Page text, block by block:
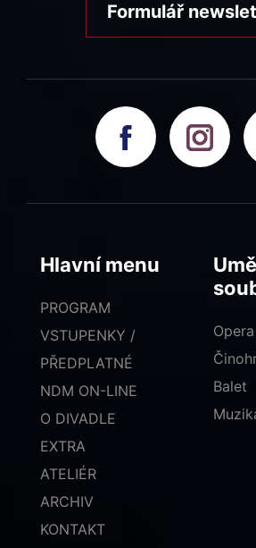
Formulář
Hlavní menu
PROGRAM
VSTUPENKY /
PŘEDPLATNÉ
NDM ON-LINE
O DIVADLE
EXTRA
ATELIÉR
ARCHIV
KONTAKT
Opera
Balet